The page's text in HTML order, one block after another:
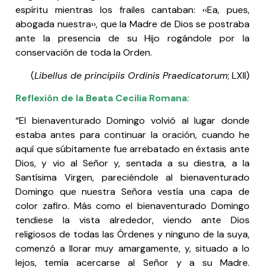
espíritu mientras los frailes cantaban: ‹‹Ea, pues,
abogada nuestra››, que la Madre de Dios se postraba
ante la presencia de su Hijo rogándole por la
conservación de toda la Orden.
(Libellus de principiis Ordinis Praedicatorum; LXII)
Reflexión de la Beata Cecilia Romana:
“El bienaventurado Domingo volvió al lugar donde
estaba antes para continuar la oración, cuando he
aquí que súbitamente fue arrebatado en éxtasis ante
Dios, y vio al Señor y, sentada a su diestra, a la
Santísima Virgen, pareciéndole al bienaventurado
Domingo que nuestra Señora vestía una capa de
color zafiro. Más como el bienaventurado Domingo
tendiese la vista alrededor, viendo ante Dios
religiosos de todas las Órdenes y ninguno de la suya,
comenzó a llorar muy amargamente, y, situado a lo
lejos, temía acercarse al Señor y a su Madre.